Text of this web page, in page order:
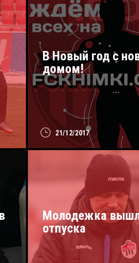
21/12/2017
В Новый год с
домом!
Молодежка
отпуска